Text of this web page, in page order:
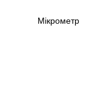
Мікрометр